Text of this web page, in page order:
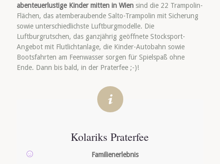
abenteuerlustige Kinder mitten in Wiensind die 22 Trampolin-
Flächen, das atemberaubende Salto-Trampolin mit Sicherung
sowie unterschiedlichste Luftburgmodelle. Die
Luftburgrutschen, das ganzjährig geöffnete Stocksport-
Angebot mit Flutlichtanlage, die Kinder-Autobahn sowie
Bootsfahrten am Feenwasser sorgen für Spielspaß ohne
Ende. Dann bis bald, in der Praterfee ;-)!
Kolariks Praterfee
Familienerlebnis